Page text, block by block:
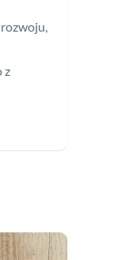
z